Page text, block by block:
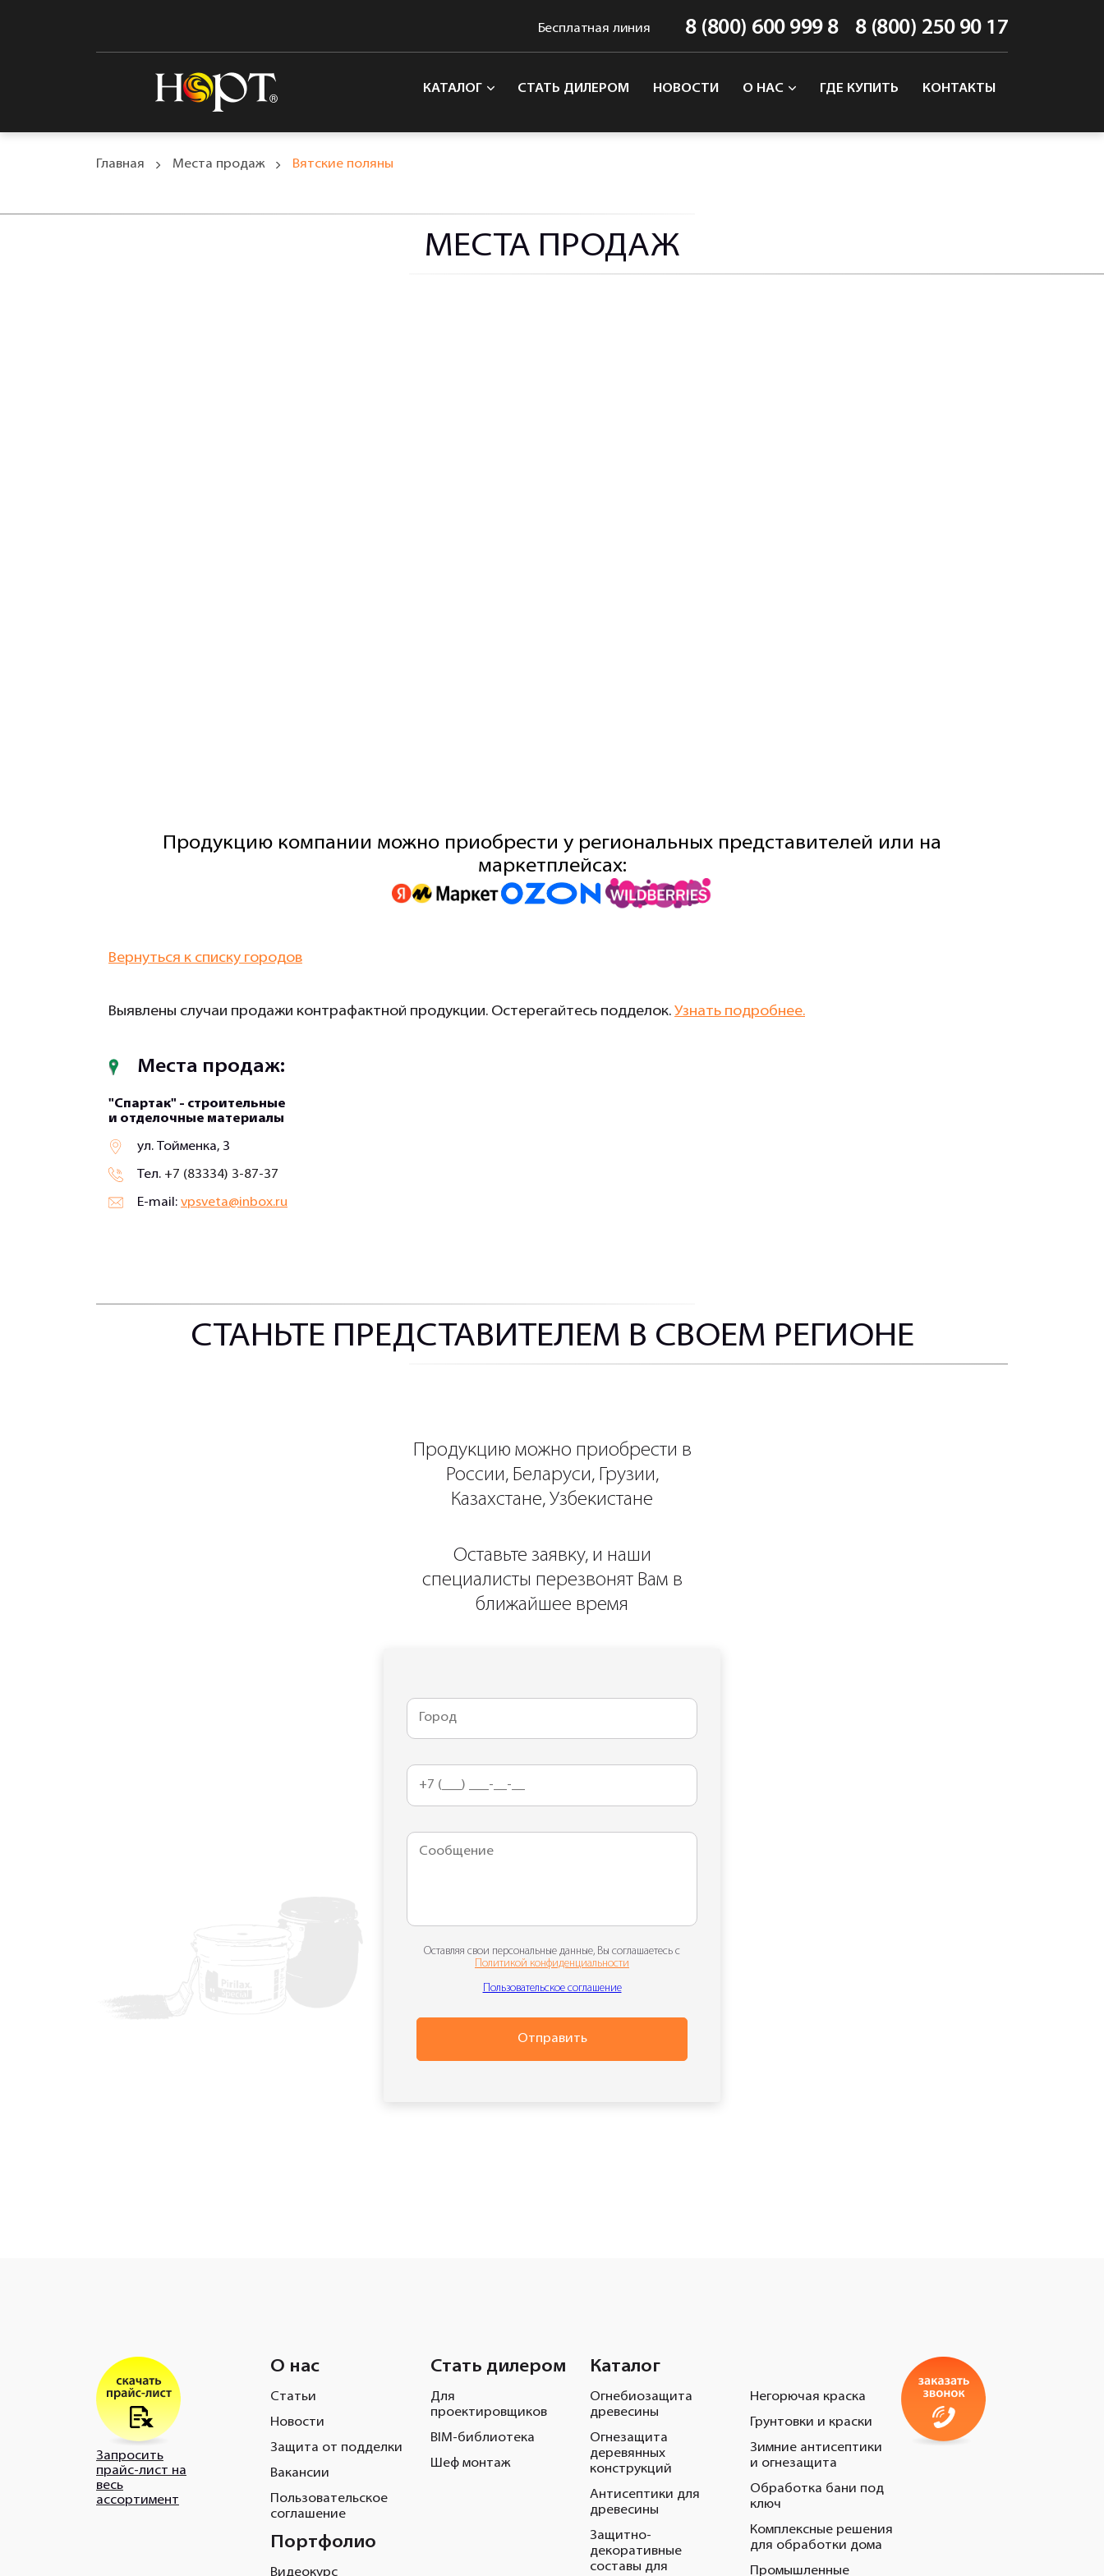
КАТАЛОГ СТАТЬ ДИЛЕРОМ НОВОСТИ О НАС ГДЕ КУПИТЬ КОНТАКТЫ
Бесплатная линия 8 (800) 600 999 8 8 (800) 250 90 17
Главная Места продаж Вятские поляны
МЕСТА ПРОДАЖ
Продукцию компании можно приобрести у региональных представителей или на
маркетплейсах:
Вернуться к списку городов
Выявлены случаи продажи контрафактной продукции. Остерегайтесь подделок. Узнать подробнее.
Места продаж:
"Спартак" - строительные
и отделочные материалы
ул. Тойменка, 3
Тел. +7 (83334) 3-87-37
E-mail: vpsveta@inbox.ru
СТАНЬТЕ ПРЕДСТАВИТЕЛЕМ В СВОЕМ РЕГИОНЕ
Продукцию можно приобрести в
России, Беларуси, Грузии,
Казахстане, Узбекистане
Оставьте заявку, и наши
специалисты перезвонят Вам в
ближайшее время
Оставляя свои персональные данные, Вы соглашаетесь с
Политикой конфиденциальности
Пользовательское соглашение
Отправить
Запросить
прайс-лист на
весь
ассортимент
О нас
Статьи
Новости
Защита от подделки
Вакансии
Пользовательское
соглашение
Портфолио
Видеокурс
Стать дилером
Для
проектировщиков
BIM-библиотека
Шеф монтаж
Каталог
Огнебиозащита
древесины
Огнезащита
деревянных
конструкций
Антисептики для
древесины
Защитно-
декоративные
составы для
Негорючая краска
Грунтовки и краски
Зимние антисептики
и огнезащита
Обработка бани под
ключ
Комплексные решения
для обработки дома
Промышленные